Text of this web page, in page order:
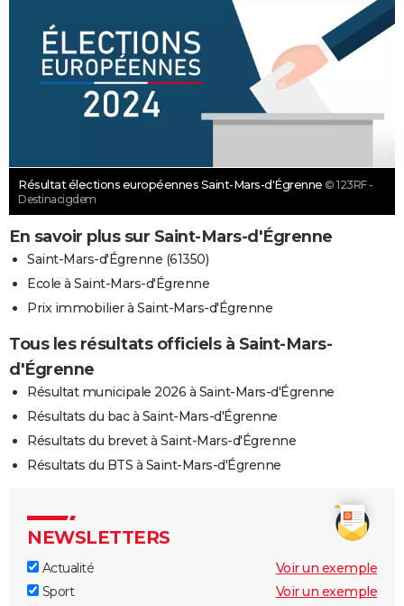
Résultat élections européennes Saint-Mars-d'Égrenne © 123RF -
Destinacigdem
En savoir plus sur Saint-Mars-d'Égrenne
Saint-Mars-d'Égrenne (61350)
Ecole à Saint-Mars-d'Égrenne
Prix immobilier à Saint-Mars-d'Égrenne
Tous les résultats officiels à Saint-Mars-
d'Égrenne
Résultat municipale 2026 à Saint-Mars-d'Égrenne
Résultats du bac à Saint-Mars-d'Égrenne
Résultats du brevet à Saint-Mars-d'Égrenne
Résultats du BTS à Saint-Mars-d'Égrenne
NEWSLETTERS
Actualité
Voir un exemple
Sport
Voir un exemple